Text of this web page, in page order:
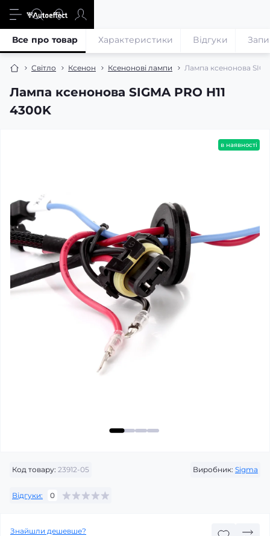
Світло Ксенон Ксенонові лампи Лампа ксенонова
Лампа ксенонова SIGMA PRO H11
4300K
Все про товар Характеристики Відгуки
в наявності
Код товару: 23912-05 Виробник: Sigma
Відгуки: 0
Знайшли дешевше?